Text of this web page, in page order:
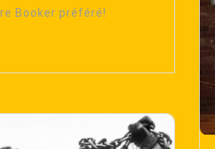
Booker préféré!